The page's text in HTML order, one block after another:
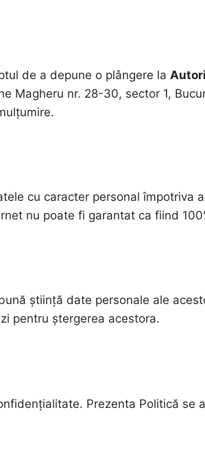
de a depune o plângere la
Magheru nr. 28-30, sector 1,
cu caracter personal împotriva
nu poate fi garantat ca fiind
știință date personale ale
pentru ștergerea acestora.
Prezenta Politică se